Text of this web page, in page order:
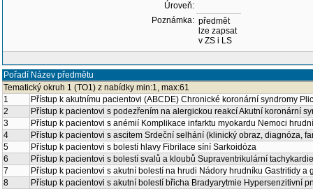
Úroveň:
Poznámka: předmět
lze zapsat
v ZS i LS
Pořadí Název předmětu
Tematický okruh 1 (TO1) z nabídky min:1, max:61
1
Přístup k akutnímu pacientovi (ABCDE) Chronické koronární syndromy
2
Přístup k pacientovi s podezřením na alergickou reakcí Akutní koronární
3
Přístup k pacientovi s anémií Komplikace infarktu myokardu Nemoci
4
Přístup k pacientovi s ascitem Srdeční selhání (klinický obraz, diagnóza,
5
Přístup k pacientovi s bolestí hlavy Fibrilace síní Sarkoidóza
6
Přístup k pacientovi s bolestí svalů a kloubů Supraventrikulární
7
Přístup k pacientovi s akutní bolestí na hrudi Nádory hrudníku Gastritidy a
8
Přístup k pacientovi s akutní bolestí břicha Bradyarytmie Hypersenzitivní